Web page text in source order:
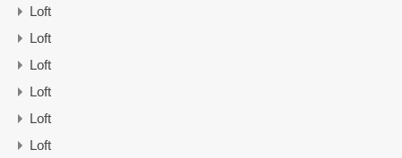
Loft
Loft
Loft
Loft
Loft
Loft